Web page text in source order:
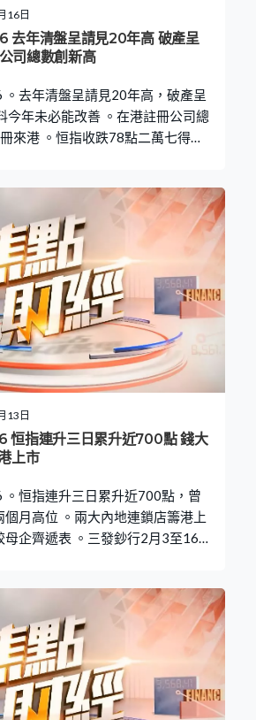
16日
去年清盤呈請見20年高 破產呈
司總數創新高
去年清盤呈請見20年高，破產呈
今年未必能改善 。在港註冊公司總
來港 。恒指收跌78點二萬七得而
13日
恒指連升三日累升近700點 錢大
上市
恒指連升三日累升近700點，曾
月高位 。兩大內地連鎖店籌港上
企齊遞表 。三發鈔行2月3至16日